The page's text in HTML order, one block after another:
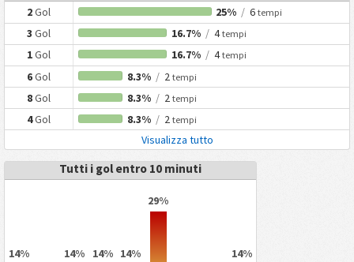
2Gol 25% / 6tempi
3Gol 16.7% /4tempi
1Gol 16.7% /4tempi
6Gol 8.3% /2 tempi
8Gol 8.3% /2 tempi
4Gol 8.3% /2 tempi
Visualizza tutto
Tutti i gol entro 10 minuti
14% 14% 14% 14%
29%
14%